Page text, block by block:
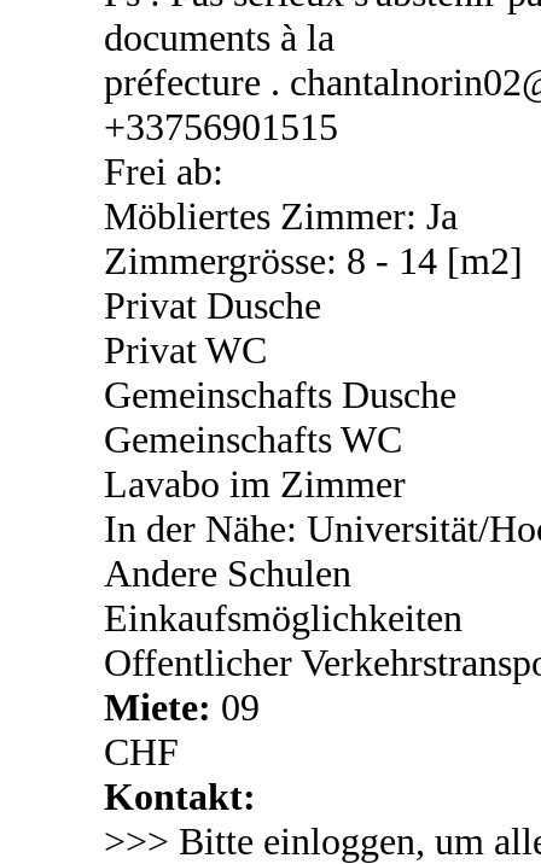
documents à la
préfecture .
+33756901515
Frei ab:
Möbliertes Zimmer: Ja
Zimmergrösse: 8 - 14 [m2]
Privat Dusche
Privat WC
Gemeinschafts Dusche
Gemeinschafts WC
Lavabo im Zimmer
In der Nähe: Universität/
Andere Schulen
Einkaufsmöglichkeiten
Offentlicher
Miete: 09
CHF
Kontakt:
>>> Bitte einloggen, um